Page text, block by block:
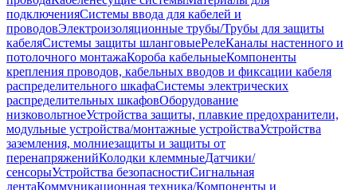
подключенияСистемы ввода для кабелей и
проводовЭлектроизоляционные трубы/Трубы для защиты
кабеляСистемы защиты шланговыеРелеКаналы настенного и
потолочного монтажаКороба кабельныеКомпоненты
крепления проводов, кабельных вводов и фиксации кабеля
распределительного шкафаСистемы электрических
распределительных шкафовОборудование
низковольтноеУстройства защиты, плавкие предохранители,
модульные устройства/монтажные устройстваУстройства
заземления, молниезащиты и защиты от
перенапряженийКолодки клеммныеДатчики/
сенсорыУстройства безопасностиСигнальная
лентаКоммуникационная техника/Компоненты и